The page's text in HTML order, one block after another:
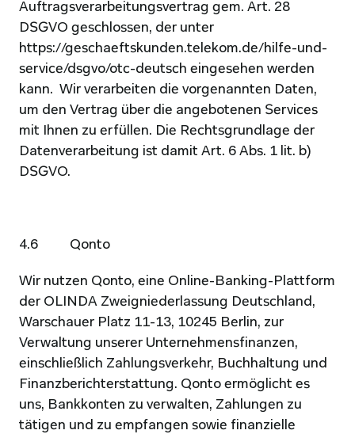
Auftragsverarbeitungsvertrag gem. Art. 28
https://geschaeftskunden.telekom.de/hilfe-und-
service/dsgvo/otc-deutsch eingesehen werden
kann.  Wir verarbeiten die vorgenannten Daten,
um den Vertrag über die angebotenen Services
mit Ihnen zu erfüllen. Die Rechtsgrundlage der
Datenverarbeitung ist damit Art. 6 Abs. 1 lit. b)
DSGVO.
4.6          Qonto
Wir nutzen Qonto, eine Online-Banking-Plattform
der OLINDA Zweigniederlassung Deutschland,
Warschauer Platz 11-13, 10245 Berlin, zur
Verwaltung unserer Unternehmensfinanzen,
einschließlich Zahlungsverkehr, Buchhaltung und
Finanzberichterstattung. Qonto ermöglicht es
uns, Bankkonten zu verwalten, Zahlungen zu
tätigen und zu empfangen sowie finanzielle